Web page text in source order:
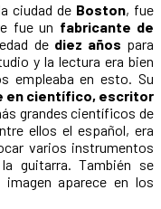
ciudad de Boston, fue
fue un fabricante de
de diez años para
y la lectura era bien
empleaba en esto. Su
en científico, escritor
grandes científicos de
ellos el español, era
varios instrumentos
guitarra. También se
imagen aparece en los